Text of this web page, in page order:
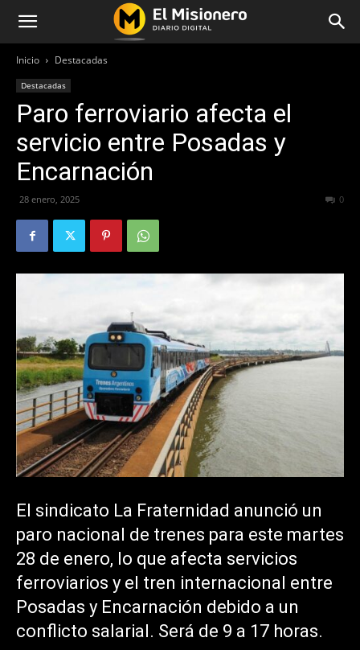
Inicio Destacadas
Destacadas
Paro ferroviario afecta el
servicio entre Posadas y
Encarnación
28 enero, 2025 0
El sindicato La Fraternidad anunció un
paro nacional de trenes para este martes
28 de enero, lo que afecta servicios
ferroviarios y el tren internacional entre
Posadas y Encarnación debido a un
conflicto salarial. Será de 9 a 17 horas.